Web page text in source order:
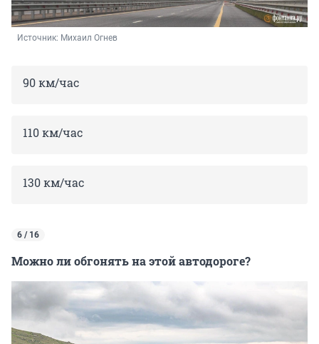
Источник: Михаил Огнев
90 км/час
110 км/час
130 км/час
6 / 16
Можно ли обгонять на этой автодороге?